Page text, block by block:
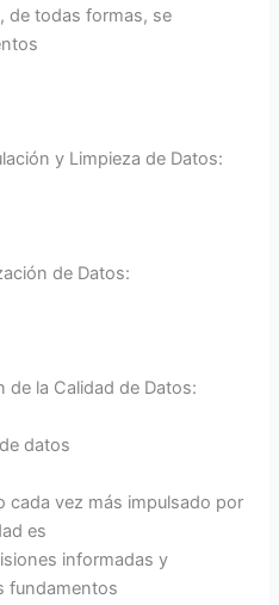
de todas formas, se
y Limpieza de Datos:
de Datos:
de la Calidad de Datos:
datos
cada vez más impulsado por
es
informadas y
fundamentos